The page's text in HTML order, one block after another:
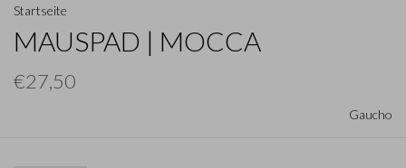
Startseite
MAUSPAD | MOCCA
€27,50
Gaucho